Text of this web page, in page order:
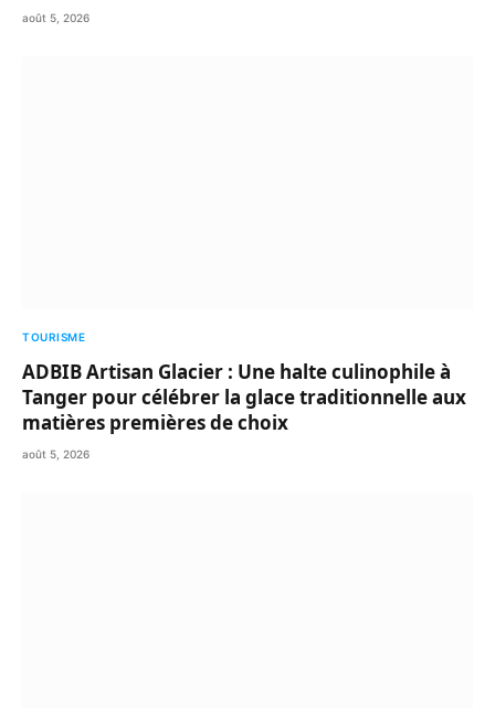
août 5, 2026
TOURISME
ADBIB Artisan Glacier : Une halte culinophile à
Tanger pour célébrer la glace traditionnelle aux
matières premières de choix
août 5, 2026